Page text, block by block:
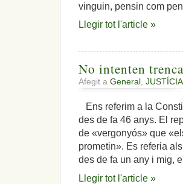
vinguin, pensin com
Llegir tot l'article »
No intenten
Afegit a General
Ens referim a la
des de fa 46 anys. El
de «vergonyós» que
prometin». Es referia
des de fa un any i mig,
Llegir tot l'article »